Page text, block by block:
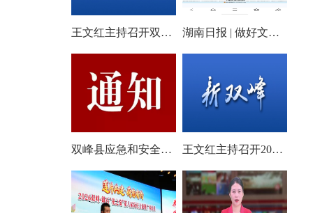
王文红主持召开双峰县2026年第18次县委常委会会议 湖南日报 | 做好文旅产业的“花样文章”
双峰县应急和安全生产委员会关于启动全县防汛、地质灾害、自然灾害救助四级应急响应的通知 王文红主持召开2026年第3次县委常委会（扩大）会议